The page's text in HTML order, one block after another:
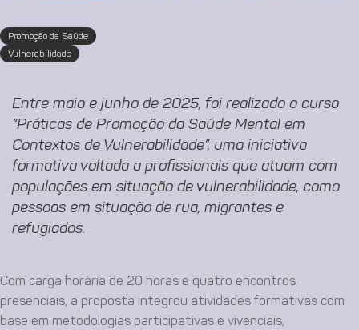
Promoção da Saúde
Vulnerabilidade
Entre maio e junho de 2025, foi realizado o curso
“Práticas de Promoção da Saúde Mental em
Contextos de Vulnerabilidade”, uma iniciativa
formativa voltada a profissionais que atuam com
populações em situação de vulnerabilidade, como
pessoas em situação de rua, migrantes e
refugiados.
Com carga horária de 20 horas e quatro encontros
presenciais, a proposta integrou atividades formativas com
base em metodologias participativas e vivenciais,